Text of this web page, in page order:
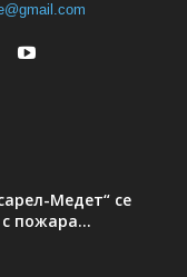
Медет“ се
пожара...